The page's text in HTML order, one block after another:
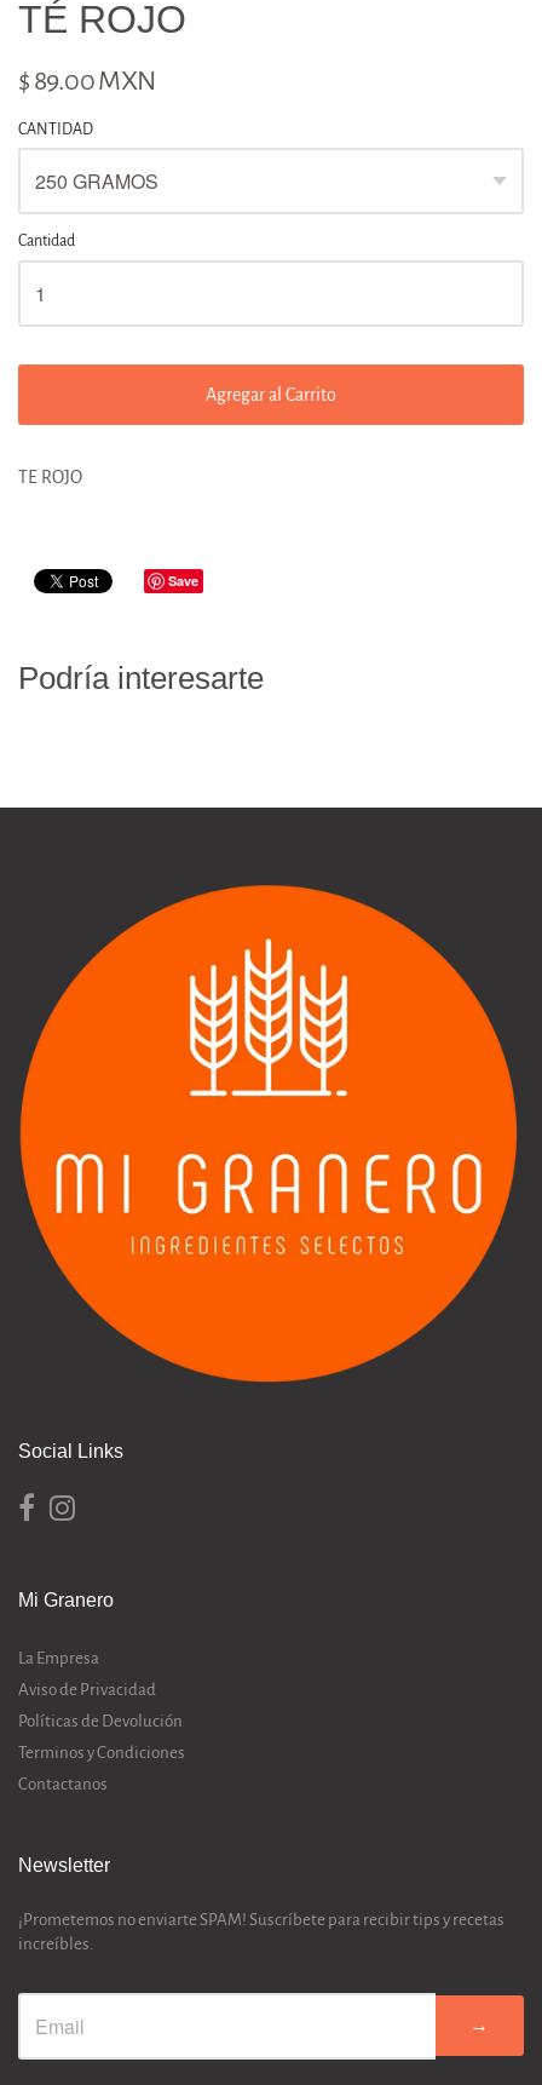
TÉ ROJO
$ 89.00 MXN
CANTIDAD
Cantidad
Agregar al Carrito
TE ROJO
Save
Podría interesarte
Social Links
Mi Granero
La Empresa
Aviso de Privacidad
Políticas de Devolución
Terminos y Condiciones
Contactanos
Newsletter
¡Prometemos no enviarte SPAM! Suscríbete para recibir tips y recetas
increíbles.
→